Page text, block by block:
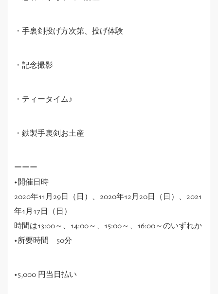
・手裏剣投げ方次第、投げ体験
・記念撮影
・ティータイム♪
・鉄製手裏剣お土産
ーーー
◆開催日時
2020年11月29日（日）、2020年12月20日（日）、2021
年1月17日（日）
時間は13:00～、14:00～、15:00～、16:00～のいずれか
◆所要時間 50分
◆5,000 円当日払い